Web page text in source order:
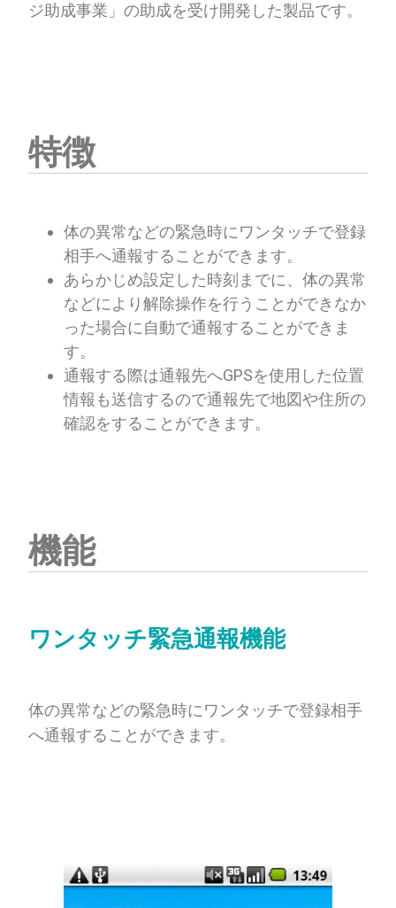
ジ助成事業」の助成を受け開発した製品です。
特徴
体の異常などの緊急時にワンタッチで登録
相手へ通報することができます。
あらかじめ設定した時刻までに、体の異常
などにより解除操作を行うことができなか
った場合に自動で通報することができま
す。
通報する際は通報先へGPSを使用した位置
情報も送信するので通報先で地図や住所の
確認をすることができます。
機能
ワンタッチ緊急通報機能
体の異常などの緊急時にワンタッチで登録相手
へ通報することができます。